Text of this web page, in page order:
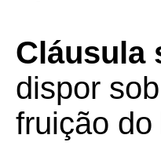
Cláusula
dispor
fruição